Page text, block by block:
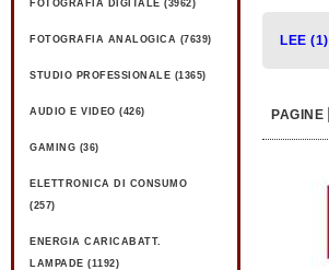
FOTOGRAFIA DIGITALE (3962)
FOTOGRAFIA ANALOGICA (7639)
STUDIO PROFESSIONALE (1365)
AUDIO E VIDEO (426)
GAMING (36)
ELETTRONICA DI CONSUMO
(257)
ENERGIA CARICABATT.
LAMPADE (1192)
LEE (1)
PAGINE